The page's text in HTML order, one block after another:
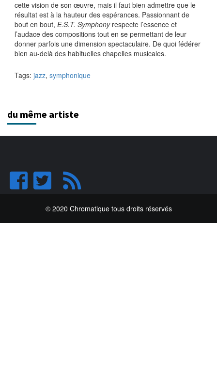
cette vision de son œuvre, mais il faut bien admettre que le
résultat est à la hauteur des espérances. Passionnant de
bout en bout, E.S.T. Symphonyrespecte l’essence et
l’audace des compositions tout en se permettant de leur
donner parfois une dimension spectaculaire. De quoi fédérer
bien au-delà des habituelles chapelles musicales.
Tags: jazz, symphonique
du même artiste
© 2020 Chromatique tous droits réservés